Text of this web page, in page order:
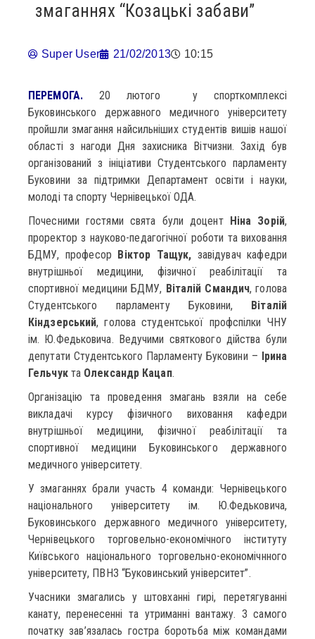
змаганнях “Козацькі забави”
Super User 21/02/2013 10:15
ПЕРЕМОГА.20 лютого у спорткомплексі
Буковинського державного медичного університету
пройшли змагання найсильніших студентів вишів нашої
області з нагоди Дня захисника Вітчизни. Захід був
організований з ініціативи Студентського парламенту
Буковини за підтримки Департамент освіти і науки,
молоді та спорту Чернівецької ОДА.
Почесними гостями свята були доцент Ніна Зорій,
проректор з науково-педагогічної роботи та виховання
БДМУ, професор Віктор Тащук, завідувач кафедри
внутрішньої медицини, фізичної реабілітації та
спортивної медицини БДМУ, Віталій Смандич, голова
Студентського парламенту Буковини, Віталій
Кіндзерський, голова студентської профспілки ЧНУ
ім. Ю.Федьковича. Ведучими святкового дійства були
депутати Студентського Парламенту Буковини – Ірина
Гельчукта Олександр Кацап.
Організацію та проведення змагань взяли на себе
викладачі курсу фізичного виховання кафедри
внутрішньої медицини, фізичної реабілітації та
спортивної медицини Буковинського державного
медичного університету.
У змаганнях брали участь 4 команди: Чернівецького
національного університету ім. Ю.Федьковича,
Буковинського державного медичного університету,
Чернівецького торговельно-економічного інституту
Київського національного торговельно-економічнного
університету, ПВНЗ “Буковинський університет”.
Учасники змагались у штовханні гирі, перетягуванні
канату, перенесенні та утриманні вантажу. З самого
початку зав’язалась гостра боротьба між командами